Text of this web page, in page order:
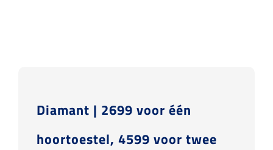
Diamant | 2699 voor één
hoortoestel, 4599 voor twee